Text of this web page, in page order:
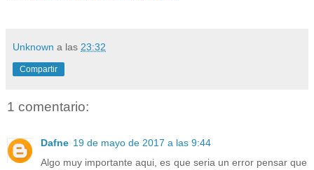
Unknown a las 23:32
Compartir
1 comentario:
Dafne 19 de mayo de 2017 a las 9:44
Algo muy importante aqui, es que seria un error pensar que